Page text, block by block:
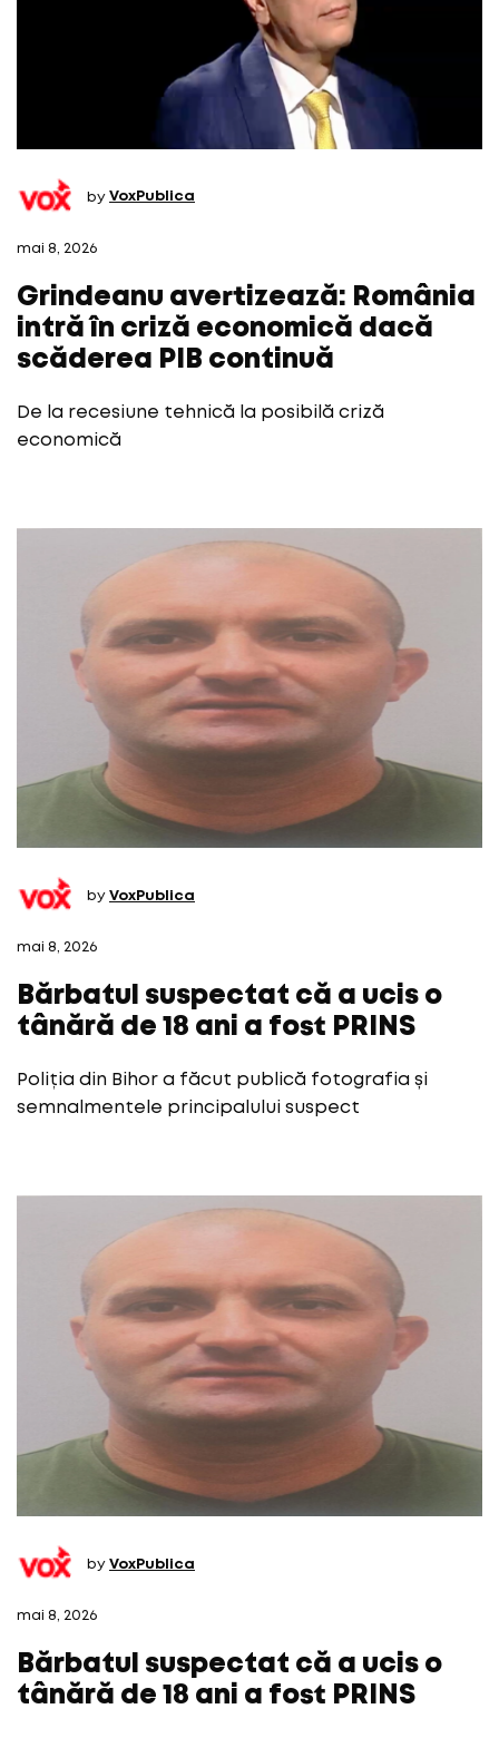
by VoxPublica
mai 8, 2026
Grindeanu avertizează: România
intră în criză economică dacă
scăderea PIB continuă
De la recesiune tehnică la posibilă criză
economică
by VoxPublica
mai 8, 2026
Bărbatul suspectat că a ucis o
tânără de 18 ani a fost PRINS
Poliția din Bihor a făcut publică fotografia și
semnalmentele principalului suspect
by VoxPublica
mai 8, 2026
Bărbatul suspectat că a ucis o
tânără de 18 ani a fost PRINS